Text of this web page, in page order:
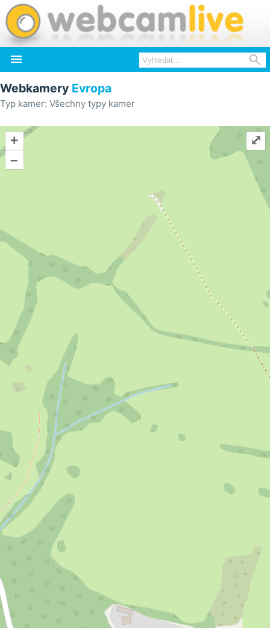
 
Webkamery Evropa
Typ kamer: Všechny typy kamer
+
–
⤢